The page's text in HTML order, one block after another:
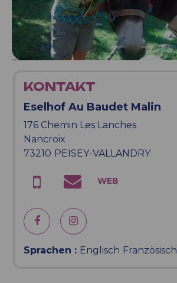
KONTAKT
Eselhof Au Baudet Malin
176 Chemin Les Lanches
Nancroix
73210 PEISEY-VALLANDRY
Sprachen : Englisch Französisch